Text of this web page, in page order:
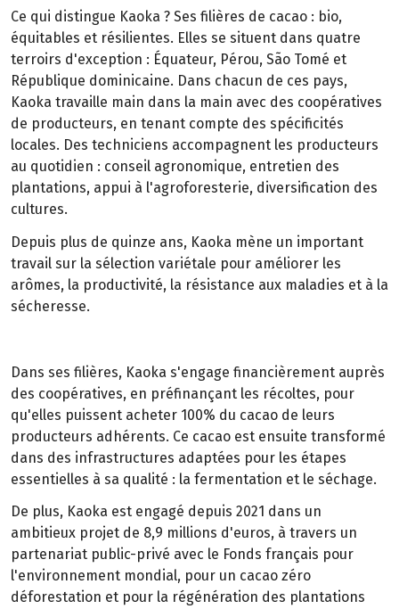
Ce qui distingue Kaoka ? Ses filières de cacao : bio,
équitables et résilientes. Elles se situent dans quatre
terroirs d'exception : Équateur, Pérou, São Tomé et
République dominicaine. Dans chacun de ces pays,
Kaoka travaille main dans la main avec des coopératives
de producteurs, en tenant compte des spécificités
locales. Des techniciens accompagnent les producteurs
au quotidien : conseil agronomique, entretien des
plantations, appui à l'agroforesterie, diversification des
cultures.
Depuis plus de quinze ans, Kaoka mène un important
travail sur la sélection variétale pour améliorer les
arômes, la productivité, la résistance aux maladies et à la
sécheresse.
Dans ses filières, Kaoka s'engage financièrement auprès
des coopératives, en préfinançant les récoltes, pour
qu'elles puissent acheter 100% du cacao de leurs
producteurs adhérents. Ce cacao est ensuite transformé
dans des infrastructures adaptées pour les étapes
essentielles à sa qualité : la fermentation et le séchage.
De plus, Kaoka est engagé depuis 2021 dans un
ambitieux projet de 8,9 millions d'euros, à travers un
partenariat public-privé avec le Fonds français pour
l'environnement mondial, pour un cacao zéro
déforestation et pour la régénération des plantations